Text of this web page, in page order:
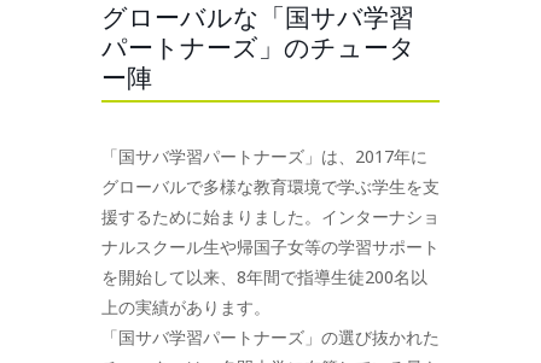
グローバルな「国サバ学習
パートナーズ」のチュータ
ー陣
「国サバ学習パートナーズ」は、2017年に
グローバルで多様な教育環境で学ぶ学生を支
援するために始まりました。インターナショ
ナルスクール生や帰国子女等の学習サポート
を開始して以来、8年間で指導生徒200名以
上の実績があります。
「国サバ学習パートナーズ」の選び抜かれた